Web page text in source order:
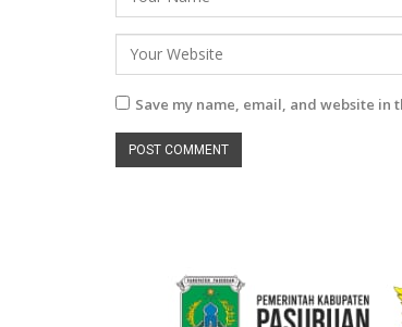
Save my name, email, and website